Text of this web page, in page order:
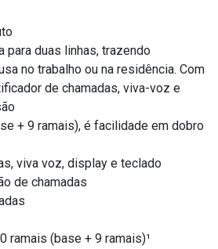
para duas linhas, trazendo
no trabalho ou na residência. Com
de chamadas, viva-voz e
+ 9 ramais), é facilidade em dobro
viva voz, display e teclado
de chamadas
ramais (base + 9 ramais)¹